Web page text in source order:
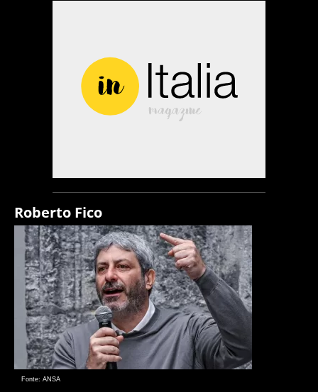
Roberto Fico
Fonte: ANSA